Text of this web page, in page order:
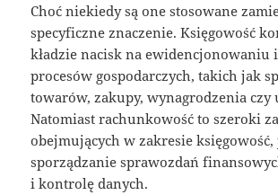
Choć niekiedy są one stosowane
specyficzne znaczenie. Księgowość
kładzie nacisk na ewidencjonowaniu
procesów gospodarczych, takich jak
towarów, zakupy, wynagrodzenia czy
Natomiast rachunkowość to szeroki
obejmujących w zakresie księgowość,
sporządzanie sprawozdań
i kontrolę danych.